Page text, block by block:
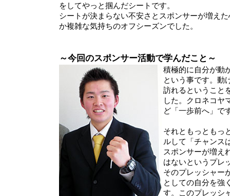
をしてやっと掴んだシートです。
シートが決まらない不安さとスポンサーが増え
か複雑な気持ちのオフシーズンでした。
～今回のスポンサー活動で学んだこと～
積極的に自分が動
という事です。動
訪れるということ
した。クロネコヤ
ど「一歩前へ」で
それともっともっ
ルして「チャンス
スポンサーが増え
はないというプレ
そのプレッシャー
としての自分を強
す。このプレッシ